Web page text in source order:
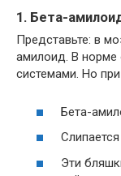
1. Бета-
Представьте: в
амилоид. В норме
системами. Но
Бета-
Эти